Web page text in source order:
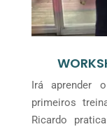
Irá aprender
primeiros
Ricardo